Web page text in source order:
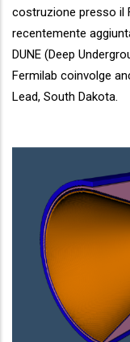
costruzione presso il
recentemente
DUNE (Deep
Fermilab coinvolge
Lead, South Dakota.